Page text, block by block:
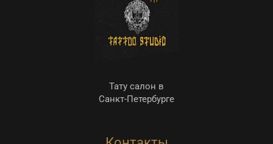
Тату салон в
Санкт-Петербурге